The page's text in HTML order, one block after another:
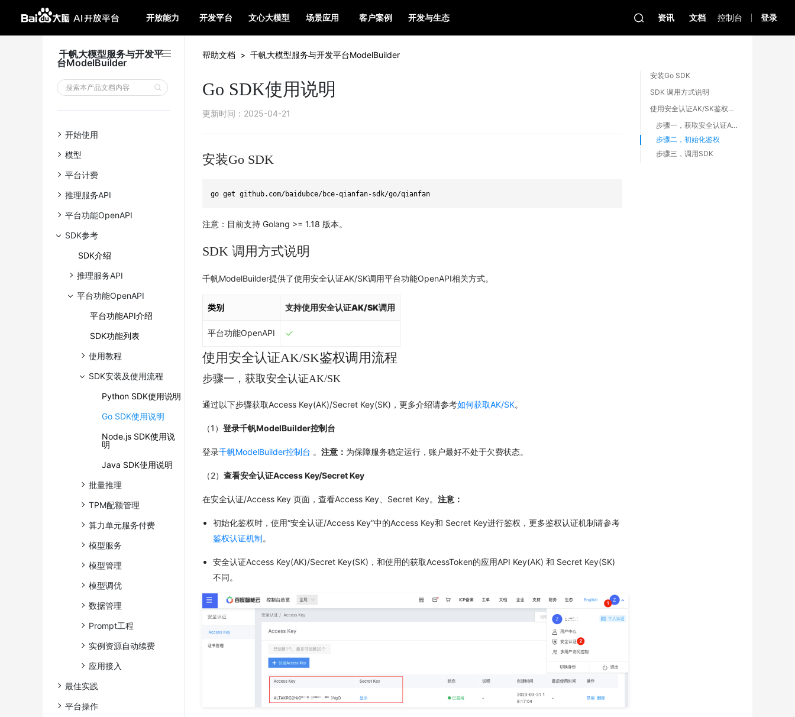
开放能力 开发平台 文心大模型 场景应用 客户案例 开发与生态 资讯 文档 控制台 登录
千帆大模型服务与开发平
台ModelBuilder
开始使用
模型
平台计费
推理服务API
平台功能OpenAPI
SDK参考
SDK介绍
推理服务API
平台功能OpenAPI
平台功能API介绍
SDK功能列表
使用教程
SDK安装及使用流程
Python SDK使用说明
Go SDK使用说明
Node.js SDK使用说
明
Java SDK使用说明
批量推理
TPM配额管理
算力单元服务付费
模型服务
模型管理
模型调优
数据管理
Prompt工程
实例资源自动续费
应用接入
最佳实践
平台操作
帮助文档 > 千帆大模型服务与开发平台ModelBuilder
安装Go SDK
SDK 调用方式说明
使用安全认证AK/SK鉴权调用流程
步骤一，获取安全认证AK/SK
步骤二，初始化鉴权
步骤三，调用SDK
Go SDK使用说明
更新时间 ： 2025-04-21
安装Go SDK
go get github.com/baidubce/bce-qianfan-sdk/go/qianfan
注意：目前支持 Golang >= 1.18 版本。
SDK 调用方式说明
千帆ModelBuilder提供了使用安全认证AK/SK调用平台功能OpenAPI相关方式。
类别 支持使用安全认证AK/SK调用
平台功能OpenAPI ✓
使用安全认证AK/SK鉴权调用流程
步骤一，获取安全认证AK/SK
通过以下步骤获取Access Key(AK)/Secret Key(SK)，更多介绍请参考如何获取AK/SK。
（1） 登录千帆ModelBuilder控制台
登录千帆ModelBuilder控制台 。 注意： 为保障服务稳定运行，账户最好不处于欠费状态。
（2） 查看安全认证Access Key/Secret Key
在安全认证/Access Key 页面，查看Access Key、Secret Key。 注意：
初始化鉴权时，使用“安全认证/Access Key”中的Access Key和 Secret Key进行鉴权，更多鉴权认证机制请参考
鉴权认证机制。
安全认证Access Key(AK)/Secret Key(SK)，和使用的获取AcessToken的应用API Key(AK) 和 Secret Key(SK)
不同。